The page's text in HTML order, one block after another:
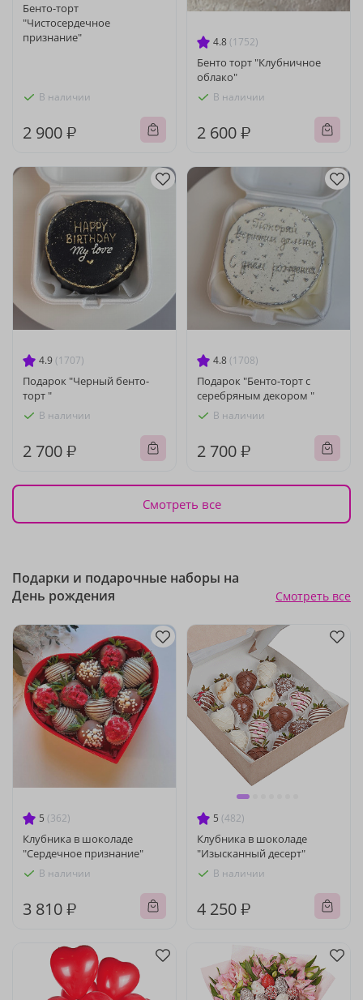
Бенто-торт
"Чистосердечное
признание"
В наличии
2 900 ₽
4.8 (1752)
Бенто торт "Клубничное
облако"
В наличии
2 600 ₽
4.9 (1707)
Подарок "Черный бенто-
торт "
В наличии
2 700 ₽
4.8 (1708)
Подарок "Бенто-торт с
серебряным декором "
В наличии
2 700 ₽
Смотреть все
Подарки и подарочные наборы на
День рождения
Смотреть все
5 (362)
Клубника в шоколаде
"Сердечное признание"
В наличии
3 810 ₽
5 (482)
Клубника в шоколаде
"Изысканный десерт"
В наличии
4 250 ₽